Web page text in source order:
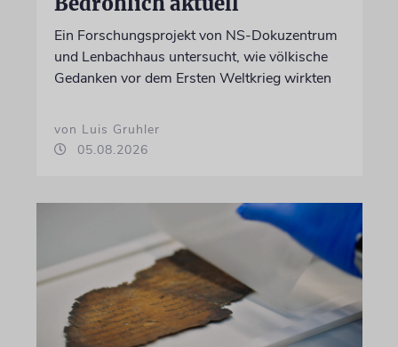
Ein Forschungsprojekt von NS-Dokuzentrum
und Lenbachhaus untersucht, wie völkische
Gedanken vor dem Ersten Weltkrieg wirkten
von Luis Gruhler
05.08.2026